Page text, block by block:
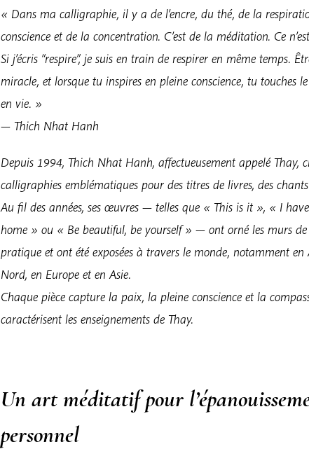
« Dans ma calligraphie, il y a de l’encre, du thé, de la
conscience et de la concentration. C’est de la méditation. Ce
Si j’écris “respire”, je suis en train de respirer en même temps.
miracle, et lorsque tu inspires en pleine conscience, tu touches
en vie. »
— Thich Nhat Hanh
Depuis 1994, Thich Nhat Hanh, affectueusement appelé Thay,
calligraphies emblématiques pour des titres de livres, des
Au fil des années, ses œuvres — telles que « This is it », « I
home » ou « Be beautiful, be yourself » — ont orné les murs de
pratique et ont été exposées à travers le monde, notamment
Nord, en Europe et en Asie.
Chaque pièce capture la paix, la pleine conscience et la
caractérisent les enseignements de Thay.
Un art méditatif pour
personnel